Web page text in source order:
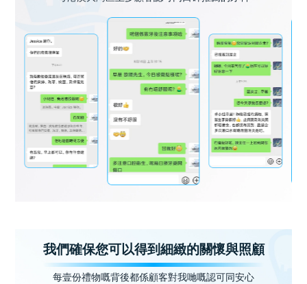
我們確保您可以得到細緻的關懷與照顧
每壹份禮物嘅背後都係顧客對我哋嘅認可同安心